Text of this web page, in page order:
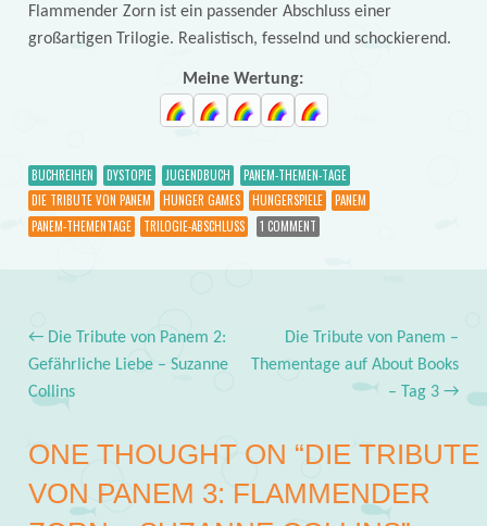
Flammender Zorn ist ein passender Abschluss einer
großartigen Trilogie. Realistisch, fesselnd und schockierend.
Meine Wertung:
BUCHREIHEN DYSTOPIE JUGENDBUCH
PANEM-THEMEN-TAGE
DIE TRIBUTE VON PANEM
HUNGER GAMES HUNGERSPIELE
PANEM
PANEM-THEMENTAGE
TRILOGIE-ABSCHLUSS 1 COMMENT
Post navigation
←Die Tribute von Panem 2:
Gefährliche Liebe – Suzanne
Collins
Die Tribute von Panem –
Thementage auf About Books
– Tag 3→
ONE THOUGHT ON “DIE TRIBUTE
VON PANEM 3: FLAMMENDER